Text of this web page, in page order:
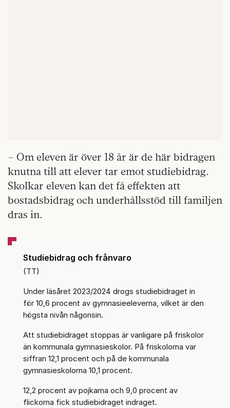
– Om eleven är över 18 år är de här bidragen
knutna till att elever tar emot studiebidrag.
Skolkar eleven kan det få effekten att
bostadsbidrag och underhållsstöd till familjen
dras in.
Studiebidrag och frånvaro
(TT)
Under läsåret 2023/2024 drogs studiebidraget in
för 10,6 procent av gymnasieeleverna, vilket är den
högsta nivån någonsin.
Att studiebidraget stoppas är vanligare på friskolor
än kommunala gymnasieskolor. På friskolorna var
siffran 12,1 procent och på de kommunala
gymnasieskolorna 10,1 procent.
12,2 procent av pojkarna och 9,0 procent av
flickorna fick studiebidraget indraget.